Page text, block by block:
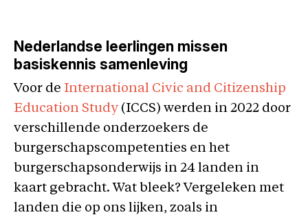
Nederlandse leerlingen missen
basiskennis samenleving
Voor de International Civic and Citizenship
Education Study (ICCS) werden in 2022 door
verschillende onderzoekers de
burgerschapscompetenties en het
burgerschapsonderwijs in 24 landen in
kaart gebracht. Wat bleek? Vergeleken met
landen die op ons lijken, zoals in